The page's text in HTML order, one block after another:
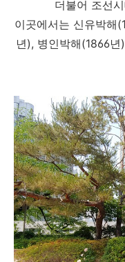
더불어 조선
이곳에서는 신유박해
년), 병인박해(1866